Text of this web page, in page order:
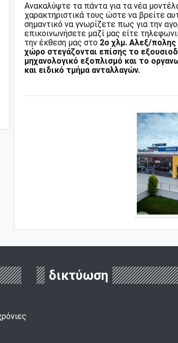
Ανακαλύψτε τα πάντα για τα νέα
χαρακτηριστικά τους ώστε να βρείτε
σημαντικό να γνωρίζετε πως για την
επικοινωνήσετε μαζί μας είτε
την έκθεση μας στο 2o χλμ. Αλεξ/πολης
χώρο στεγάζονται επίσης το
μηχανολογικό εξοπλισμό και το
και ειδικό τμήμα ανταλλαγών.
δικτύωση